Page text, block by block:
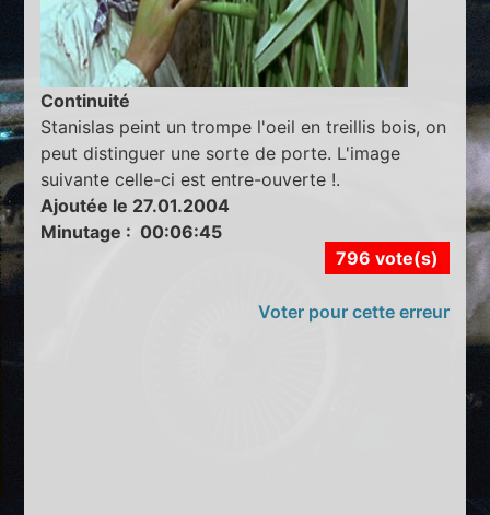
Continuité
Stanislas peint un trompe l'oeil en treillis bois, on
peut distinguer une sorte de porte. L'image
suivante celle-ci est entre-ouverte !.
Ajoutée le 27.01.2004
Minutage : 00:06:45
796 vote(s)
Voter pour cette erreur